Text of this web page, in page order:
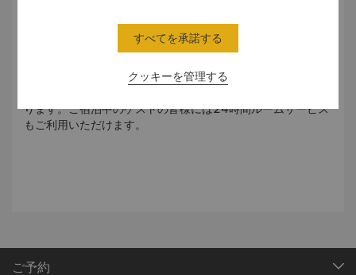
多彩なビュッフェメニュー
トでお楽しみいただけます。ランチとディナーメニューには
ります。ご宿泊中のゲストの皆様には24時間ルームサービス
もご利用いただけます。
ご予約
クッキーを管理する
すべてを承諾する